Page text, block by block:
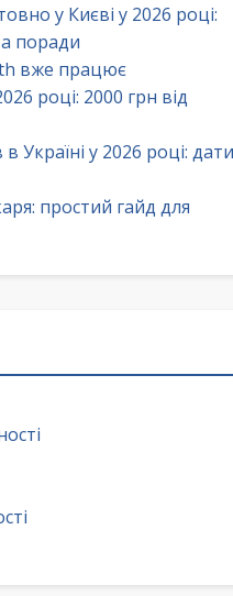
у Києві у 2026 році:
поради
вже працює
році: 2000 грн від
Україні у 2026 році: дати
простий гайд для